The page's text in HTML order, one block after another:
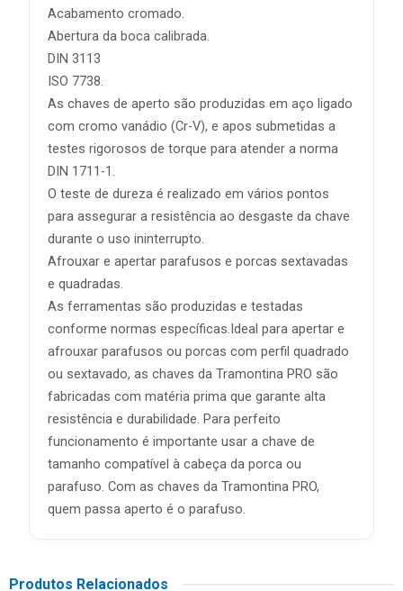
Acabamento cromado.
Abertura da boca calibrada.
DIN 3113
ISO 7738.
As chaves de aperto são produzidas em aço ligado
com cromo vanádio (Cr-V), e apos submetidas a
testes rigorosos de torque para atender a norma
DIN 1711-1.
O teste de dureza é realizado em vários pontos
para assegurar a resistência ao desgaste da chave
durante o uso ininterrupto.
Afrouxar e apertar parafusos e porcas sextavadas
e quadradas.
As ferramentas são produzidas e testadas
conforme normas específicas.Ideal para apertar e
afrouxar parafusos ou porcas com perfil quadrado
ou sextavado, as chaves da Tramontina PRO são
fabricadas com matéria prima que garante alta
resistência e durabilidade. Para perfeito
funcionamento é importante usar a chave de
tamanho compatível à cabeça da porca ou
parafuso. Com as chaves da Tramontina PRO,
quem passa aperto é o parafuso.
Produtos Relacionados